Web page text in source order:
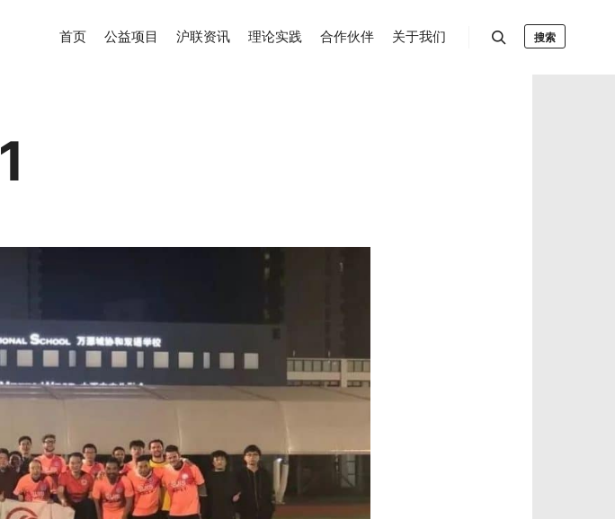
首页 公益项目 沪联资讯 理论实践 合作伙伴 关于我们 搜索
1